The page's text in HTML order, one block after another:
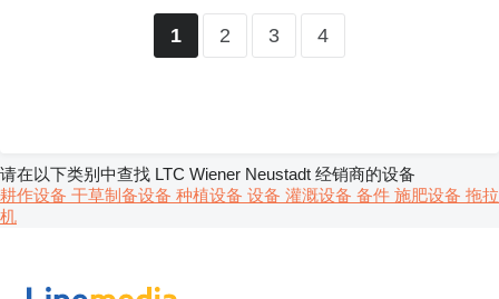
1 2 3 4
请在以下类别中查找 LTC Wiener Neustadt 经销商的设备
耕作设备 干草制备设备 种植设备 设备 灌溉设备 备件 施肥设备 拖拉
机